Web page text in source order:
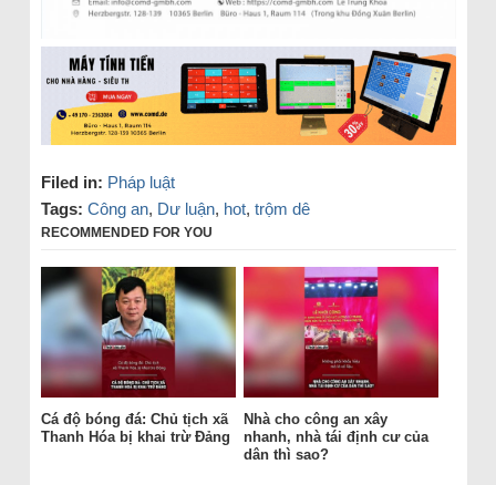
Filed in: Pháp luật
Tags: Công an, Dư luận, hot, trộm dê
RECOMMENDED FOR YOU
Cá độ bóng đá: Chủ tịch xã
Thanh Hóa bị khai trừ Đảng
Nhà cho công an xây
nhanh, nhà tái định cư của
dân thì sao?